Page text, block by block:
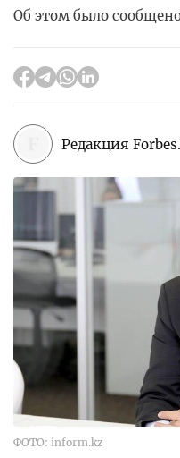
Об этом было
Редакция
ФОТО: inform.kz